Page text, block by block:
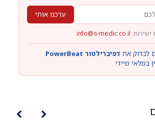
עדכנו אותי
ישירות: info@s-medic.co.il
לבדוק את
דפיברילטור PowerBeat
במלאי מיידי.